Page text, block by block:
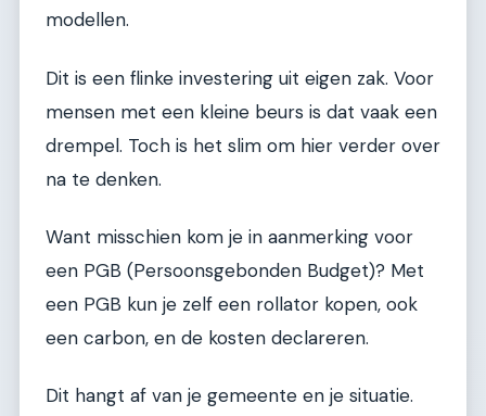
modellen.
Dit is een flinke investering uit eigen zak. Voor
mensen met een kleine beurs is dat vaak een
drempel. Toch is het slim om hier verder over
na te denken.
Want misschien kom je in aanmerking voor
een PGB (Persoonsgebonden Budget)? Met
een PGB kun je zelf een rollator kopen, ook
een carbon, en de kosten declareren.
Dit hangt af van je gemeente en je situatie.